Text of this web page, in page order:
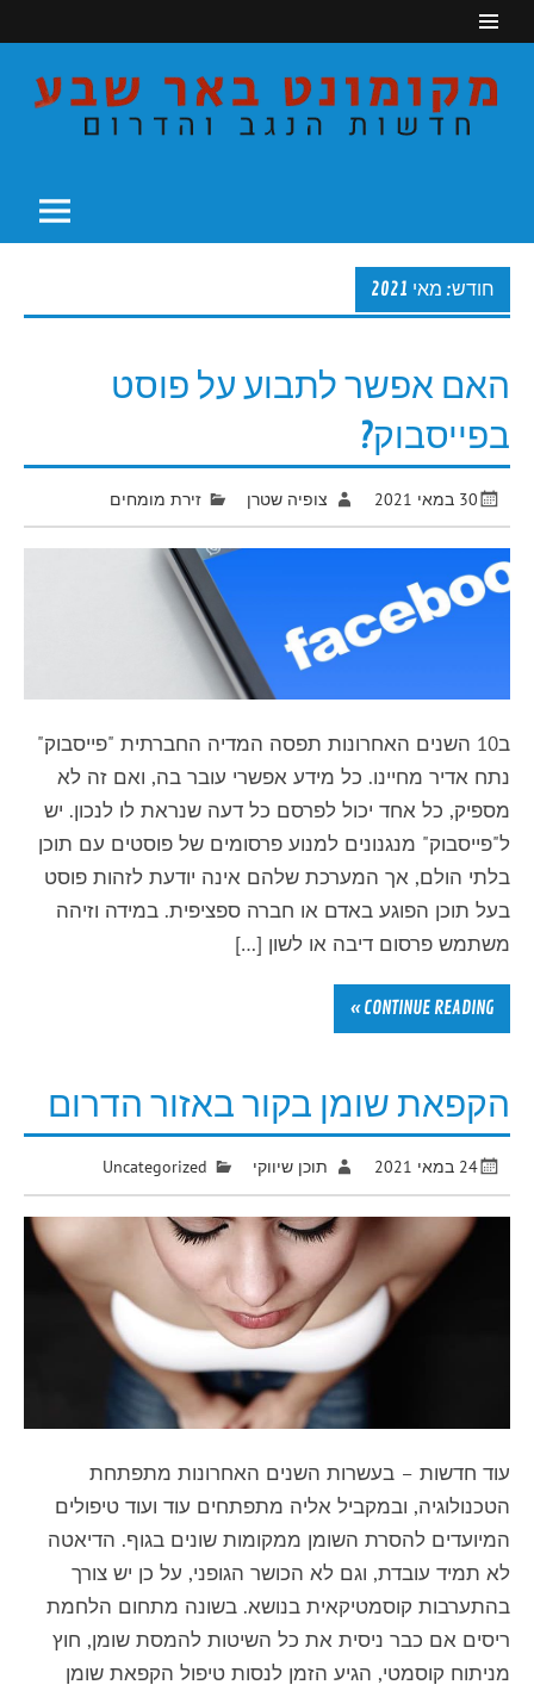
חודש: מאי 2021
האם אפשר לתבוע על פוסט
בפייסבוק?
30 במאי 2021 צופיה שטרן זירת מומחים
ב10 השנים האחרונות תפסה המדיה החברתית "פייסבוק"
נתח אדיר מחיינו. כל מידע אפשרי עובר בה, ואם זה לא
מספיק, כל אחד יכול לפרסם כל דעה שנראת לו לנכון. יש
ל"פייסבוק" מנגנונים למנוע פרסומים של פוסטים עם תוכן
בלתי הולם, אך המערכת שלהם אינה יודעת לזהות פוסט
בעל תוכן הפוגע באדם או חברה ספציפית. במידה וזיהה
משתמש פרסום דיבה או לשון […]
CONTINUE READING »
הקפאת שומן בקור באזור הדרום
24 במאי 2021 תוכן שיווקי Uncategorized
עוד חדשות – בעשרות השנים האחרונות מתפתחת
הטכנולוגיה, ובמקביל אליה מתפתחים עוד ועוד טיפולים
המיועדים להסרת השומן ממקומות שונים בגוף. הדיאטה
לא תמיד עובדת, וגם לא הכושר הגופני, על כן יש צורך
בהתערבות קוסמטיקאית בנושא. בשונה מתחום הלחמת
ריסים אם כבר ניסית את כל השיטות להמסת שומן, חוץ
מניתוח קוסמטי, הגיע הזמן לנסות טיפול הקפאת שומן